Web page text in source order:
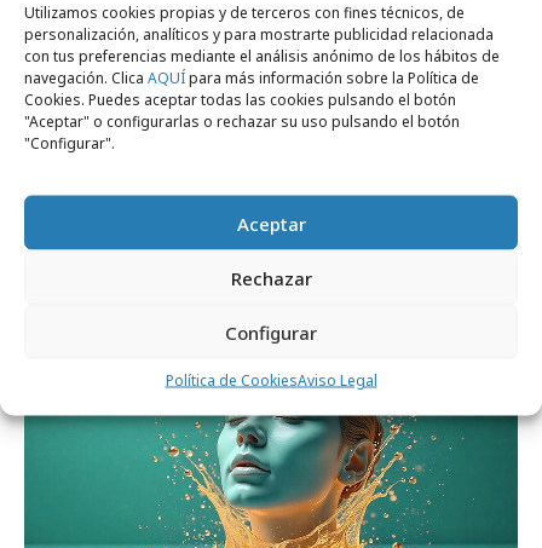
Utilizamos cookies propias y de terceros con fines técnicos, de
personalización, analíticos y para mostrarte publicidad relacionada
con tus preferencias mediante el análisis anónimo de los hábitos de
navegación. Clica AQUÍpara más información sobre la Política de
Cookies. Puedes aceptar todas las cookies pulsando el botón
"Aceptar" o configurarlas o rechazar su uso pulsando el botón
"Configurar".
Aceptar
Rechazar
Configurar
Política de CookiesAviso Legal
Publicidad de la Srta. Pepis